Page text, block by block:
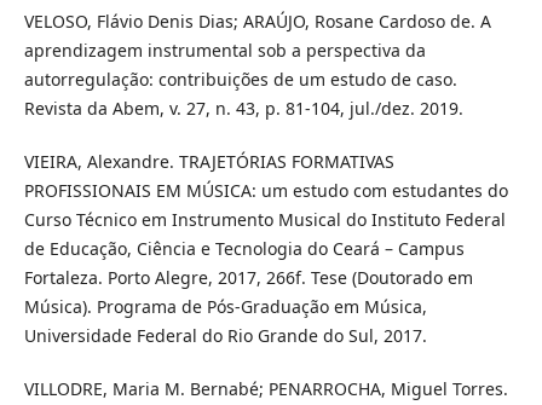
VELOSO, Flávio Denis Dias; ARAÚJO, Rosane Cardoso de. A
aprendizagem instrumental sob a perspectiva da
autorregulação: contribuições de um estudo de caso.
Revista da Abem, v. 27, n. 43, p. 81-104, jul./dez. 2019.
VIEIRA, Alexandre. TRAJETÓRIAS FORMATIVAS
PROFISSIONAIS EM MÚSICA: um estudo com estudantes do
Curso Técnico em Instrumento Musical do Instituto Federal
de Educação, Ciência e Tecnologia do Ceará – Campus
Fortaleza. Porto Alegre, 2017, 266f. Tese (Doutorado em
Música). Programa de Pós-Graduação em Música,
Universidade Federal do Rio Grande do Sul, 2017.
VILLODRE, Maria M. Bernabé; PENARROCHA, Miguel Torres.